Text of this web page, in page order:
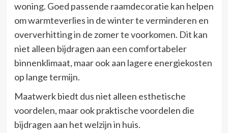
woning. Goed passende raamdecoratie kan helpen
om warmteverlies in de winter te verminderen en
oververhitting in de zomer te voorkomen. Dit kan
niet alleen bijdragen aan een comfortabeler
binnenklimaat, maar ook aan lagere energiekosten
op lange termijn.
Maatwerk biedt dus niet alleen esthetische
voordelen, maar ook praktische voordelen die
bijdragen aan het welzijn in huis.